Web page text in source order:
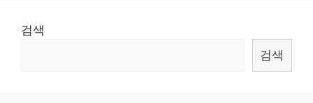
검색
검색